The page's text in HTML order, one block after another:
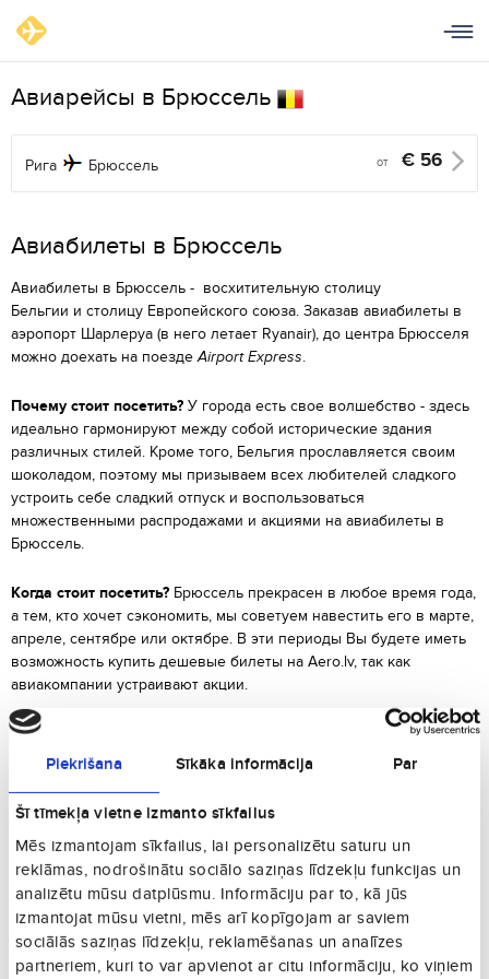
Piekrišana Sīkāka informācija Par
Šī tīmekļa vietne izmanto sīkfailus
Mēs izmantojam sīkfailus, lai personalizētu saturu un
reklāmas, nodrošinātu sociālo saziņas līdzekļu funkcijas un
analizētu mūsu datplūsmu. Informāciju par to, kā jūs
izmantojat mūsu vietni, mēs arī kopīgojam ar saviem
sociālās saziņas līdzekļu, reklamēšanas un analīzes
partneriem, kuri to var apvienot ar citu informāciju, ko viņiem
Авиарейсы в Брюссель
Рига Брюссель от € 56
Aвиабилеты в Брюссель
Авиабилеты в Брюссель - восхитительную столицу
Бельгии и столицу Европейского союза. Заказав авиабилеты в
аэропорт Шарлеруа (в него летает Ryanair), до центра Брюсселя
можно доехать на поездеAirport Express.
Почему стоит посетить? У города есть свое волшебство - здесь
идеально гармонируют между собой исторические здания
различных стилей. Кроме того, Бельгия прославляется своим
шоколадом, поэтому мы призываем всех любителей сладкого
устроить себе сладкий отпуск и воспользоваться
множественными распродажами и акциями на авиабилеты в
Брюссель.
Когда стоит посетить? Брюссель прекрасен в любое время года,
а тем, кто хочет сэкономить, мы советуем навестить его в марте,
апреле, сентябре или октябре. В эти периоды Вы будете иметь
возможность купить дешевые билеты на Aero.lv, так как
авиакомпании устраивают акции.
Что посмотреть?
Manneken Pis
(Писающий мальчик), воплощающий бунтарский дух жителей
Осмотрите площадь, которую большинство именует самой
прекрасной в Европе -
необыкновенную ратушуHôtel de Ville. Каждый четный год
площадь декорируют цветочным ковром, который притягивает и
очаровывает своей привлекательностью тысячи
путешественников. Посетите Дворец наций (Парламент), парк
«Мини-Европа» с макетами известных зданий, иAtomium
увеличенную в 165 миллиардов раз модель атома железа.